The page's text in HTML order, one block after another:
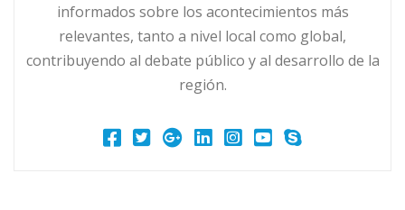
informados sobre los acontecimientos más
relevantes, tanto a nivel local como global,
contribuyendo al debate público y al desarrollo de la
región.